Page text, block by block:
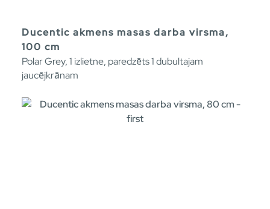
Ducentic akmens masas darba virsma,
100 cm
Polar Grey, 1 izlietne, paredzēts 1 dubultajam
jaucējkrānam